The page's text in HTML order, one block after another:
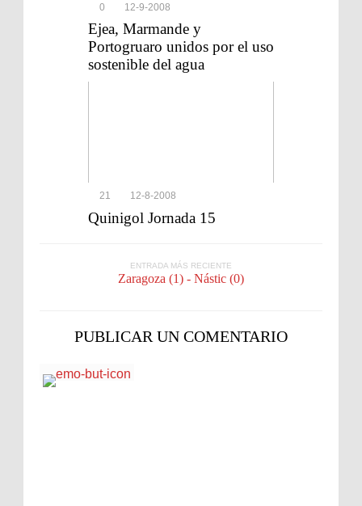
0 12-9-2008
Ejea, Marmande y
Portogruaro unidos por el uso
sostenible del agua
21 12-8-2008
Quinigol Jornada 15
ENTRADA MÁS RECIENTE
Zaragoza (1) - Nástic (0)
PUBLICAR UN COMENTARIO